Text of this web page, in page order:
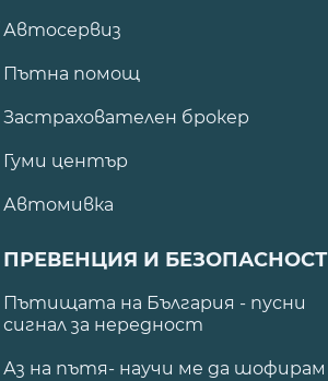
Автосервиз
Пътна помощ
Застрахователен брокер
Гуми център
Автомивка
ПРЕВЕНЦИЯ И БЕЗОПАСНОСТ
Пътищата на България - пусни
сигнал за нередност
Аз на пътя- научи ме да шофирам